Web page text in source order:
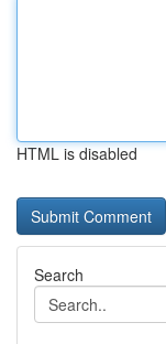
HTML is disabled
Search